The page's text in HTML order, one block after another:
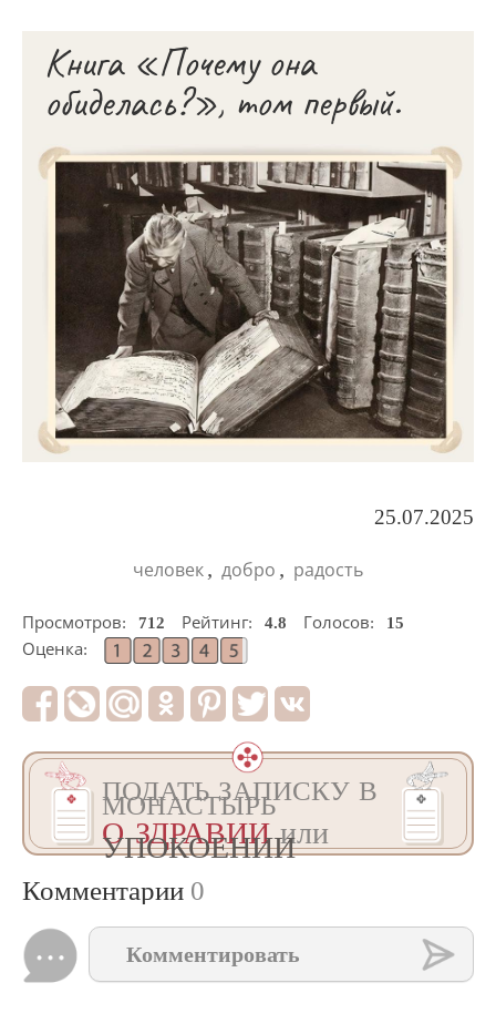
Книга «Почему она
обиделась?», том первый.
25.07.2025
человек , добро , радость
Просмотров: 712 Рейтинг: 4.8 Голосов:
15
Оценка:
ПОДАТЬ ЗАПИСКУ В
МОНАСТЫРЬ
О ЗДРАВИИили
УПОКОЕНИИ
Комментарии 0
Комментировать